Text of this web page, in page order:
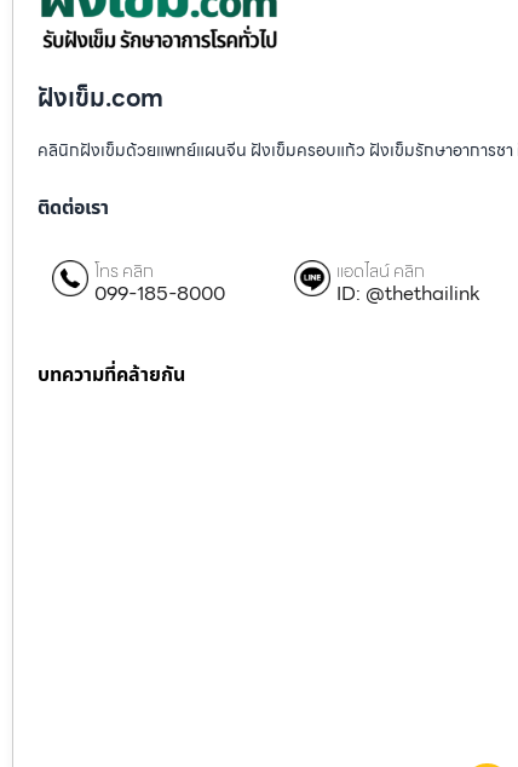
ฝังเข็ม.com
คลินิกฝังเข็มด้วยแพทย์แผนจีน ฝังเข็มครอบแก้ว ฝังเข็มรักษาอาการช
ติดต่อเรา
โทร คลิก
099-185-8000
แอดไลน์ คลิก
ID: @thethailink
บทความที่คล้ายกัน